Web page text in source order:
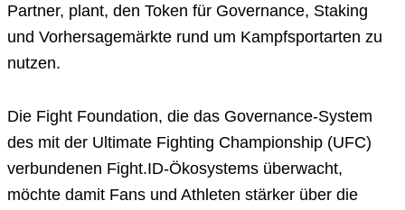
Partner, plant, den Token für Governance, Staking
und Vorhersagemärkte rund um Kampfsportarten zu
nutzen.
Die Fight Foundation, die das Governance-System
des mit der Ultimate Fighting Championship (UFC)
verbundenen Fight.ID-Ökosystems überwacht,
möchte damit Fans und Athleten stärker über die